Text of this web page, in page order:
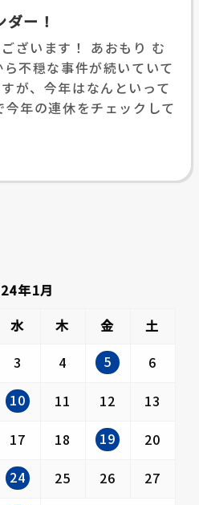
ー！
ざいます！ あおもり む
不穏な事件が続いていて
が、今年はなんといって
年の連休をチェックして
年1月
水 木 金
土
3 4 5
6
10 11 12
13
17 18 19
20
24 25 26
27